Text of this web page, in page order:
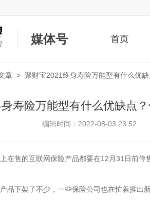
媒体号 首页
章 > 聚财宝2021终身寿险万能型有什么优
寿险万能型有什么优缺点
编辑时间：2022-08-03 23:52
在售的互联网保险产品都要在12月31日前停
品下架了不少，一些保险公司也在忙着推出